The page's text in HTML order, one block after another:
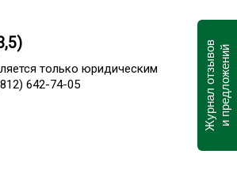
только юридическим
642-74-05
Журнал отзывови предложений